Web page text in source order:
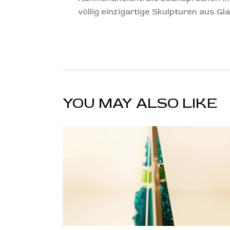
völlig einzigartige Skulpturen aus
YOU MAY ALSO LIKE